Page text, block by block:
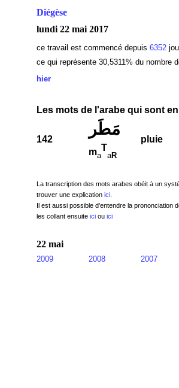
Diégèse
lundi 22 mai 2017
ce travail est commencé depuis 6352
ce qui représente 30,5311% du nombre
hier
Les mots de l'arabe qui sont
142
مَطَر
pluie
ma
T
aR
La transcription des mots arabes obéit à un
trouver une explication ici.
Il est aussi possible d'entendre la prononciation
les collant ensuite iciou ici
22 mai
2009 2008 2007